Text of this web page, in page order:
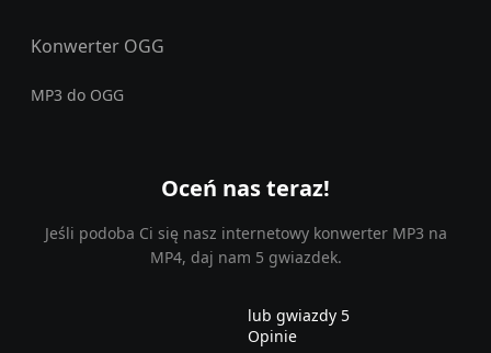
Konwerter OGG
MP3 do OGG
Oceń nas teraz!
Jeśli podoba Ci się nasz internetowy konwerter MP3 na
MP4, daj nam 5 gwiazdek.
lub gwiazdy 5
Opinie